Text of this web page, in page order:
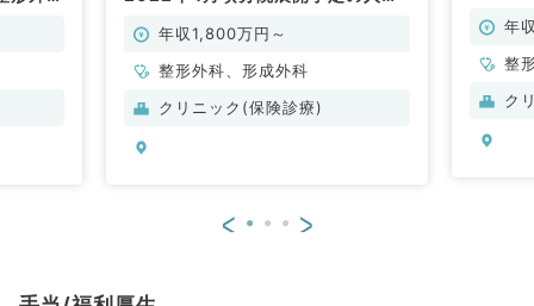
年収1,800万円～
整形外科、形成外科
クリニック(保険診療)
年
整
ク
< >